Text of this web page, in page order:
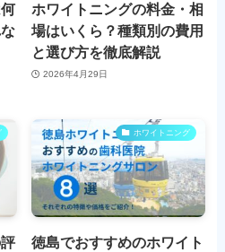
ホワイトニングの料金・相
場はいくら？種類別の費用
と選び方を徹底解説
2026年4月29日
ホワイトニング
徳島でおすすめのホワイト